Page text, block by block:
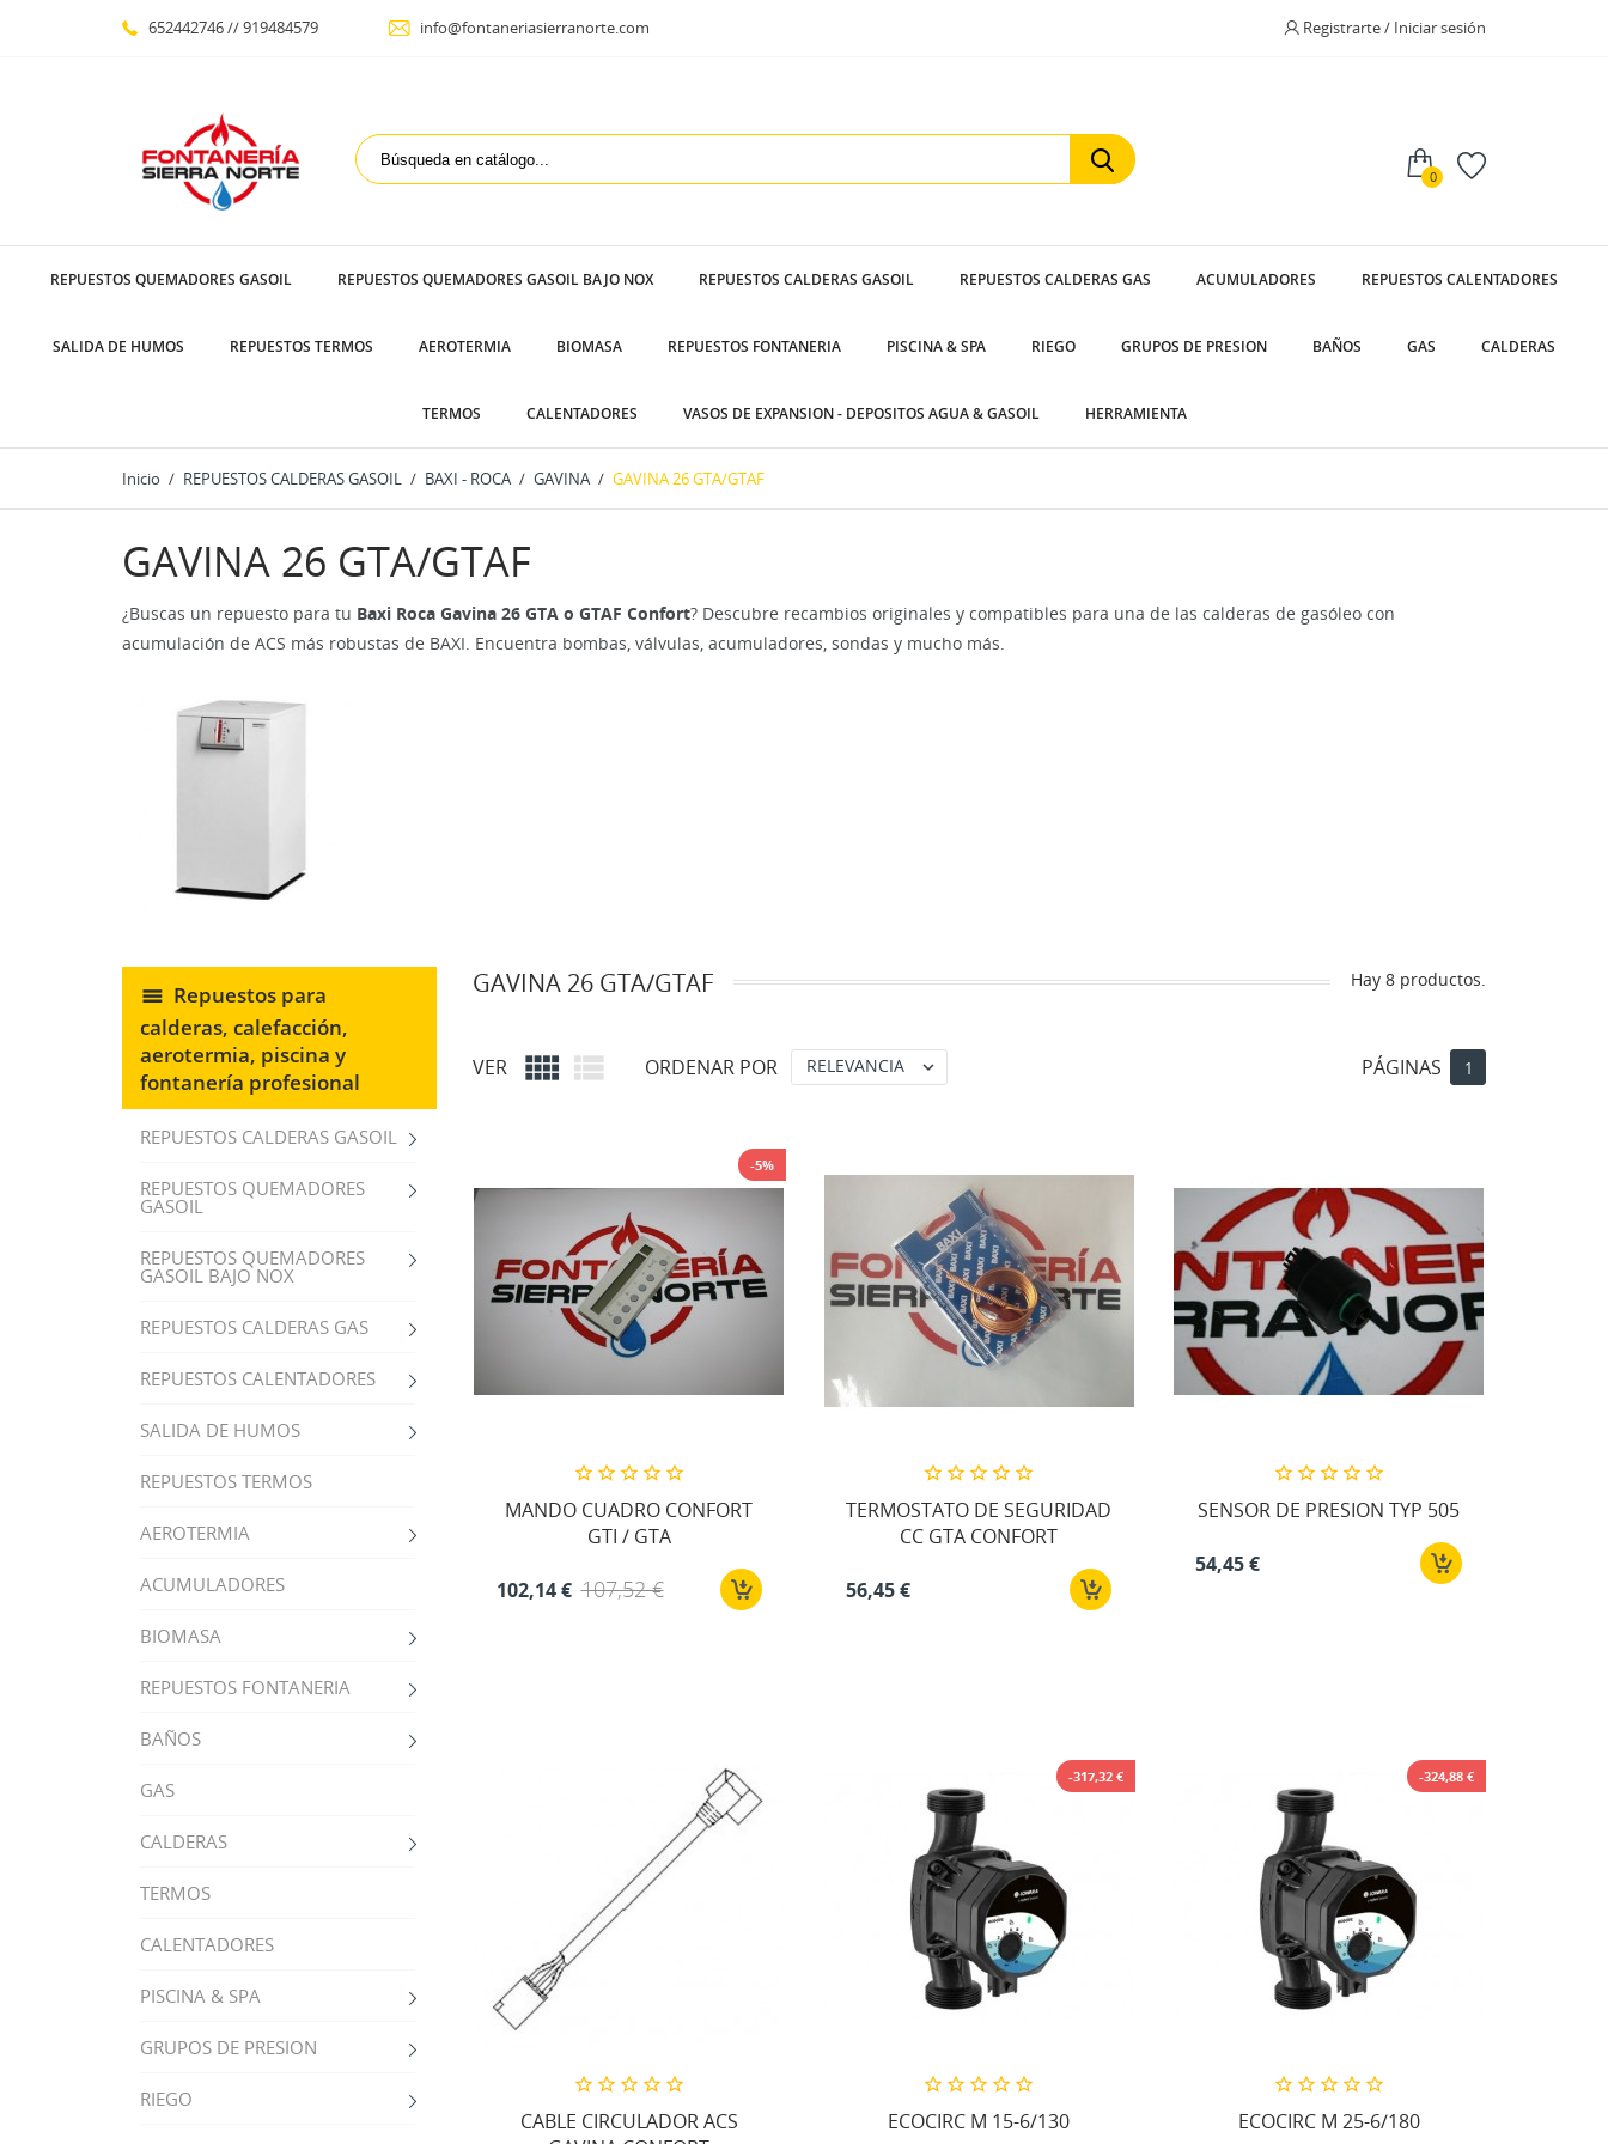
652442746 // 919484579 info@fontaneriasierranorte.com Registrarte / Iniciar sesión
0
REPUESTOS QUEMADORES GASOIL REPUESTOS QUEMADORES GASOIL BAJO NOX REPUESTOS CALDERAS GASOIL REPUESTOS CALDERAS GAS ACUMULADORES REPUESTOS CALENTADORES
SALIDA DE HUMOS REPUESTOS TERMOS AEROTERMIA BIOMASA REPUESTOS FONTANERIA PISCINA & SPA RIEGO GRUPOS DE PRESION BAÑOS GAS CALDERAS
TERMOS CALENTADORES VASOS DE EXPANSION - DEPOSITOS AGUA & GASOIL HERRAMIENTA
Inicio REPUESTOS CALDERAS GASOIL BAXI - ROCA GAVINA GAVINA 26 GTA/GTAF
GAVINA 26 GTA/GTAF
¿Buscas un repuesto para tu Baxi Roca Gavina 26 GTA o GTAF Confort? Descubre recambios originales y compatibles para una de las calderas de gasóleo con
acumulación de ACS más robustas de BAXI. Encuentra bombas, válvulas, acumuladores, sondas y mucho más.
Repuestos para
calderas, calefacción,
aerotermia, piscina y
fontanería profesional
REPUESTOS CALDERAS GASOIL
REPUESTOS QUEMADORES
GASOIL
REPUESTOS QUEMADORES
GASOIL BAJO NOX
REPUESTOS CALDERAS GAS
REPUESTOS CALENTADORES
SALIDA DE HUMOS
REPUESTOS TERMOS
AEROTERMIA
ACUMULADORES
BIOMASA
REPUESTOS FONTANERIA
BAÑOS
GAS
CALDERAS
TERMOS
CALENTADORES
PISCINA & SPA
GRUPOS DE PRESION
RIEGO
GAVINA 26 GTA/GTAF Hay 8 productos.
VER   ORDENAR POR RELEVANCIA  PÁGINAS 1
-5%
MANDO CUADRO CONFORT
GTI / GTA
102,14 € 107,52 €
TERMOSTATO DE SEGURIDAD
CC GTA CONFORT
56,45 €
SENSOR DE PRESION TYP 505
54,45 €
CABLE CIRCULADOR ACS
-317,32 €
ECOCIRC M 15-6/130
-324,88 €
ECOCIRC M 25-6/180